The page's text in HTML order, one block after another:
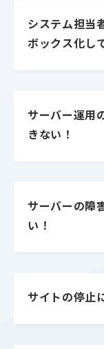
システム担当
ボックス化し
サーバー運用
きない！
サーバーの障
い！
サイトの停止